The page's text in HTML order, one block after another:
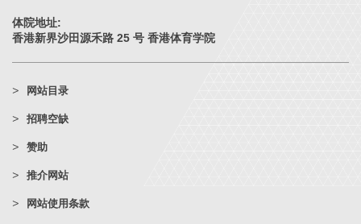
体院地址:
香港新界沙田源禾路 25 号 香港体育学院
网站目录
招聘空缺
赞助
推介网站
网站使用条款